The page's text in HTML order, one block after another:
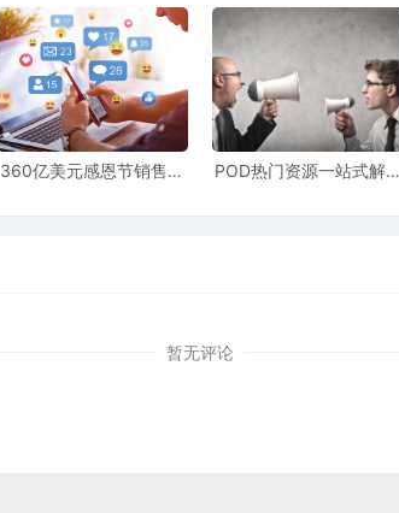
360亿美元感恩节销售额
POD热门资源一站式解决
暂无评论